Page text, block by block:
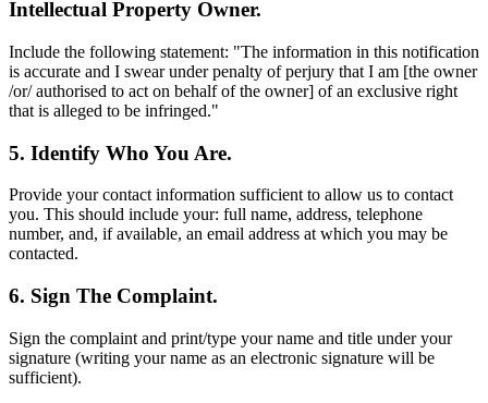
Intellectual Property Owner.
Include the following statement: "The information in this notification
is accurate and I swear under penalty of perjury that I am [the owner
/or/ authorised to act on behalf of the owner] of an exclusive right
that is alleged to be infringed."
5. Identify Who You Are.
Provide your contact information sufficient to allow us to contact
you. This should include your: full name, address, telephone
number, and, if available, an email address at which you may be
contacted.
6. Sign The Complaint.
Sign the complaint and print/type your name and title under your
signature (writing your name as an electronic signature will be
sufficient).